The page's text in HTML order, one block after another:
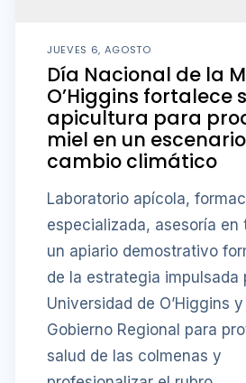
JUEVES 6, AGOSTO
Día Nacional de la
O’Higgins fortalece
apicultura para
miel en un
cambio climático
Laboratorio apícola,
especializada, asesoría en
un apiario demostrativo
de la estrategia impulsada
Universidad de O’Higgins
Gobierno Regional para
salud de las colmenas y